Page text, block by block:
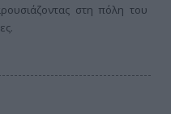
στη πόλη του